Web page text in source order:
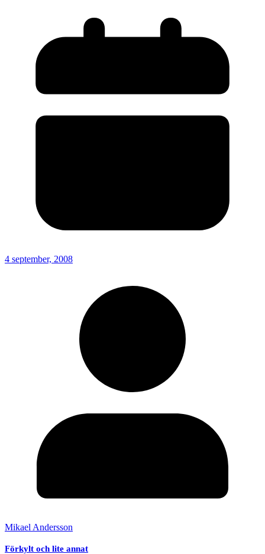
4 september, 2008
Mikael Andersson
Förkylt och lite annat